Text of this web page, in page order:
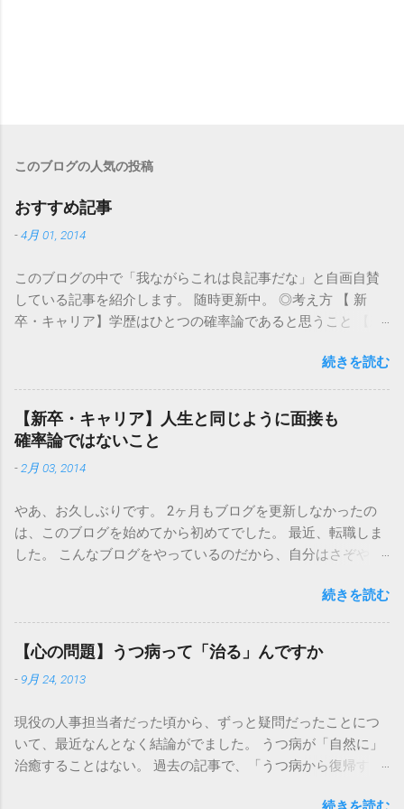
このブログの人気の投稿
おすすめ記事
-4月 01, 2014
このブログの中で「我ながらこれは良記事だな」と自画自賛
している記事を紹介します。 随時更新中。 ◎考え方 【 新
卒・キャリア】学歴はひとつの確率論であると思うこと 【新
【新卒・キャリア】私は自分が思っていたほど優秀ではなか
った 【新卒・キャリア】深海を生きる魚のように自ら燃える
【新卒・キャリア】「仕事なんて、食えりゃいいんや」 ◎面
接全般 【新卒・キャリア】「抽象化して語る」ことと、「抽
象的なことしか言えない」のはものすごく違うこと 【新
卒・キャリア】面接では別に即答しなくてもいい ◎面接マナ
ち ◎セミナー 【新卒】面接にもセミナーにも、一人で行け
◎小ネタ 【新卒・キャリア】美人は面接に合格しやすいか
【新卒・中途】面接で、血液型が聞きたくてしょうがない
続きを読む
【新卒・キャリア】人生と同じように面接も
確率論ではないこと
- 2月 03, 2014
やあ、お久しぶりです。 2ヶ月もブログを更新しなかったの
は、このブログを始めてから初めてでした。 最近、転職しま
した。 こんなブログをやっているのだから、自分はさぞやり
うね、と思われるかもしれませんが、そんなことはありませ
ん。一人でクヨクヨしたりイライラしたり、あーあ、これか
らの人生で自分は何をして生きていこうかなあ、と悩んだ
り、友人に相談してみたり、決意して行動してみたり、希望
に燃えてみたり、時には過去を振り返ってみたり、まあそん
月、折しもリーマンショックの年です。 足掛け5年。初期の
頃の記事を読み返してみると、肩肘張っていて上から目線
で、なんだか恥ずかしいです。すみません気合いが入ってた
続きを読む
【心の問題】うつ病って「治る」んですか
- 9月 24, 2013
現役の人事担当者だった頃から、ずっと疑問だったことにつ
いて、最近なんとなく結論がでました。 うつ病が「自然に」
治癒することはない。 過去の記事で、「うつ病から復帰する